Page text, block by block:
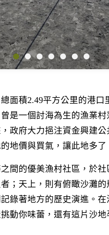
面積2.49平方公里的港口
是一個討海為生的漁業
政府大力挹注資金興建
地價與買氣，讓此地多
間的優美漁村社區，於
；天上，則有俯瞰沙灘
錄著地方的歷史演進。
動你味蕾，還有這片沙